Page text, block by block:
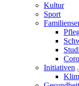
Kultur
Sport
Initiativen